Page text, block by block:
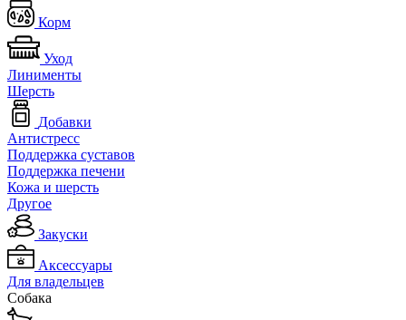
Корм
Уход
Линименты
Шерсть
Добавки
Антистресс
Поддержка суставов
Поддержка печени
Кожа и шерсть
Другое
Закуски
Аксессуары
Для владельцев
Собака